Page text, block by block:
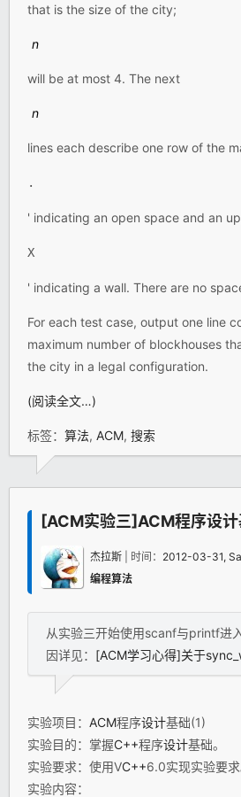
that is the size of the city;
n
will be at most 4. The next
n
lines each describe one row of the
.
' indicating an open space and an
X
' indicating a wall. There are no
For each test case, output one line
maximum number of blockhouses
the city in a legal configuration.
(阅读全文…)
标签： 算法, ACM, 搜索
[ACM实验三]ACM程序设计
杰拉斯 | 时间： 2012-03-31,
编程算法
从实验三开始使用scanf与printf进
因详见： [ACM学习心得]关于
实验项目： ACM程序设计基础(1)
实验目的：掌握C++程序设计基础。
实验要求：使用VC++6.0实现实验要求
实验内容：